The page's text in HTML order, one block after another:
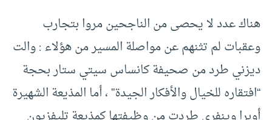
هناك عدد لا يحصى من الناجحين مروا بتجارب
وعقبات لم تثنهم عن مواصلة المسير من هؤلاء : والت
ديزني طرد من صحيفة كانساس سيتي ستار بحجة
“افتقاره للخيال والأفكار الجيدة” ، أما المذيعة الشهيرة